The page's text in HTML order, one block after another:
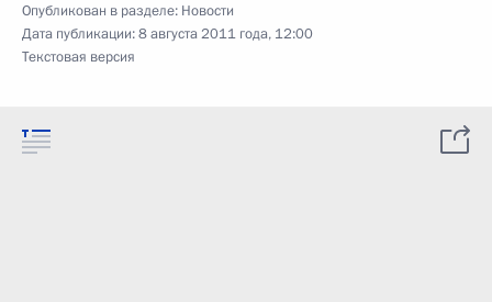
Опубликован в разделе: Новости
Дата публикации:8 августа 2011 года, 12:00
Текстовая версия